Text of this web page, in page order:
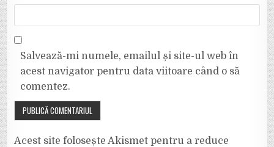
Salvează-mi numele, emailul și site-ul web în
acest navigator pentru data viitoare când o să
comentez.
Acest site folosește Akismet pentru a reduce